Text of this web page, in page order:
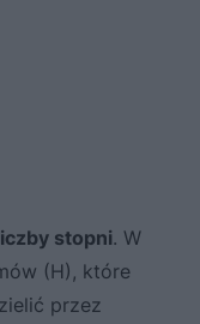
stopni. W
(H), które
przez